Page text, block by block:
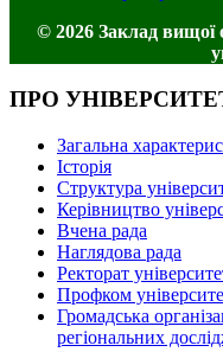
© 2026 Заклад вищої
ПРО
Загальна
Історія
Структура
Керівництво
Вчена рада
Наглядова рада
Ректорат
Профком
Громадська
регіональних